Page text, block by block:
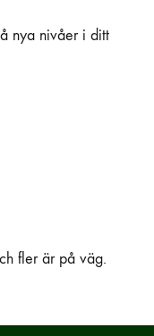
nya nivåer i ditt
fler är på väg.